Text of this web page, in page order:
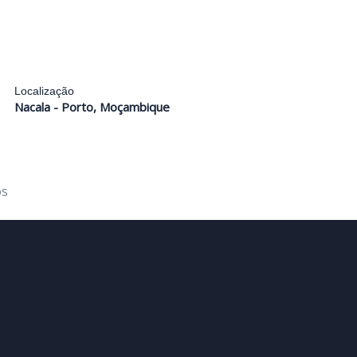
Localização
Nacala - Porto, Moçambique